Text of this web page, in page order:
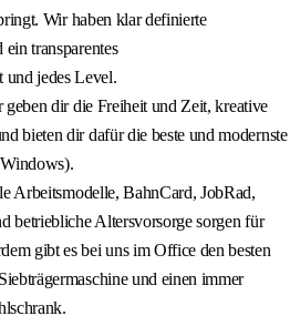
Wir haben klar definierte
transparentes
und jedes Level.
dir die Freiheit und Zeit, kreative
bieten dir dafür die beste und modernste
Arbeitsmodelle, BahnCard, JobRad,
betriebliche Altersvorsorge sorgen für
gibt es bei uns im Office den besten
und einen immer